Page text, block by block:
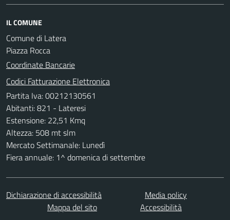
IL COMUNE
Comune di Latera
Piazza Rocca
Coordinate Bancarie
Codici Fatturazione Elettronica
Partita Iva: 00212130561
Abitanti: 821 - Lateresi
Estensione: 22,51 Kmq
Altezza: 508 mt slm
Mercato Settimanale: Lunedì
Fiera annuale: 1^ domenica di settembre
Dichiarazione di accessibilità
Media policy
Mappa del sito
Accessibilità